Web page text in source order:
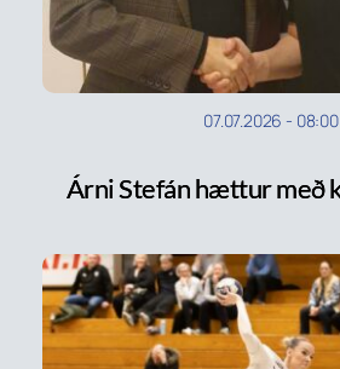
07.07.2026 - 08:00
Árni Stefán hættur með